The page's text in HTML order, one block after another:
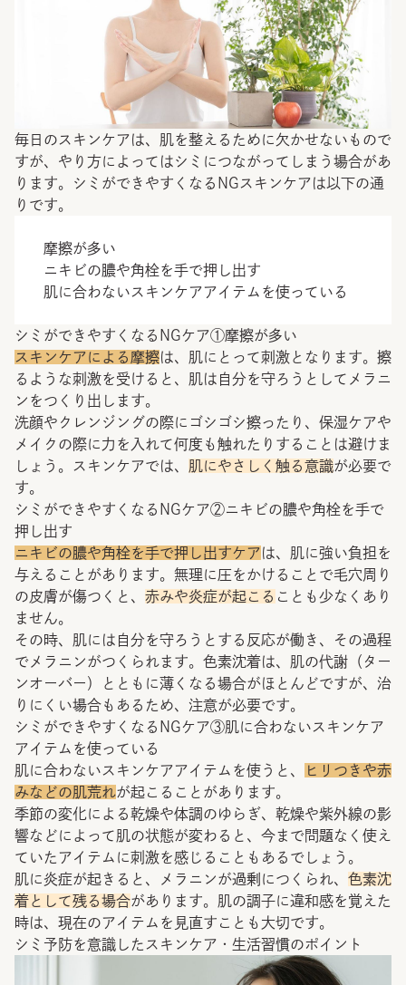
毎日のスキンケアは、肌を整えるために欠かせないもので
すが、やり方によってはシミにつながってしまう場合があ
ります。シミができやすくなるNGスキンケアは以下の通
りです。
摩擦が多い
ニキビの膿や角栓を手で押し出す
肌に合わないスキンケアアイテムを使っている
シミができやすくなるNGケア①摩擦が多い
スキンケアによる摩擦は、肌にとって刺激となります。擦
るような刺激を受けると、肌は自分を守ろうとしてメラニ
ンをつくり出します。
洗顔やクレンジングの際にゴシゴシ擦ったり、保湿ケアや
メイクの際に力を入れて何度も触れたりすることは避けま
しょう。スキンケアでは、 肌にやさしく触る意識が必要で
す。
シミができやすくなるNGケア②ニキビの膿や角栓を手で
押し出す
ニキビの膿や角栓を手で押し出すケアは、肌に強い負担を
与えることがあります。無理に圧をかけることで毛穴周り
の皮膚が傷つくと、 赤みや炎症が起こる ことも少なくあり
ません。
その時、肌には自分を守ろうとする反応が働き、その過程
でメラニンがつくられます。色素沈着は、肌の代謝（ター
ンオーバー）とともに薄くなる場合がほとんどですが、治
りにくい場合もあるため、注意が必要です。
シミができやすくなるNGケア③肌に合わないスキンケア
アイテムを使っている
肌に合わないスキンケアアイテムを使うと、
ヒリつきや赤
みなどの肌荒れが起こることがあります。
季節の変化による乾燥や体調のゆらぎ、乾燥や紫外線の影
響などによって肌の状態が変わると、今まで問題なく使え
ていたアイテムに刺激を感じることもあるでしょう。
肌に炎症が起きると、メラニンが過剰につくられ、 色素沈
着として残る場合があります。肌の調子に違和感を覚えた
時は、現在のアイテムを見直すことも大切です。
シミ予防を意識したスキンケア・生活習慣のポイント